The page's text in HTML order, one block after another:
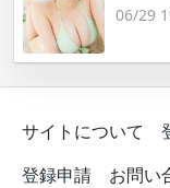
06/29
サイトについて
登録申請
お問い